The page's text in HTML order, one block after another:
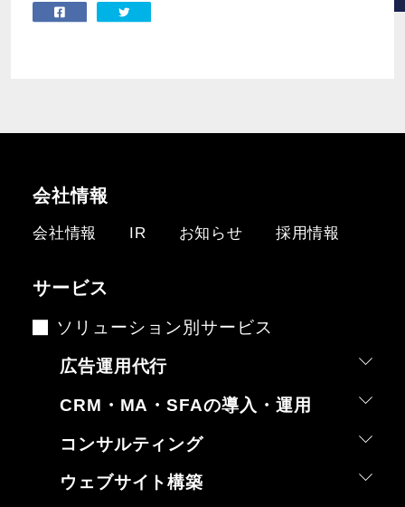
会社情報
会社情報 IR お知らせ 採用情報
サービス
ソリューション別サービス
広告運用代行
CRM・MA・SFAの導入・運用
コンサルティング
ウェブサイト構築